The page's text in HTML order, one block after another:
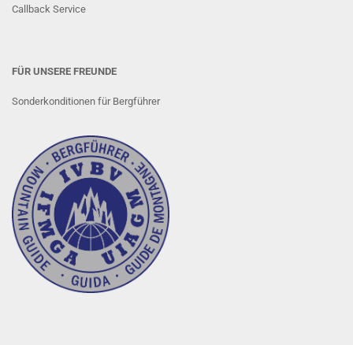
Callback Service
FÜR UNSERE FREUNDE
Sonderkonditionen für Bergführer